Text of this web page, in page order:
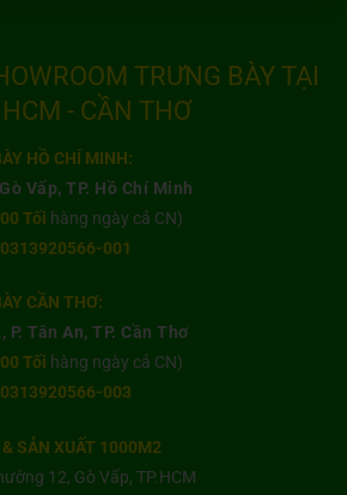
TRƯNG BÀY TẠI
- CẦN THƠ
HỒ CHÍ MINH:
Vấp, TP. Hồ Chí Minh
Tối hàng ngày cả CN)
0313920566-001
CẦN THƠ:
Tân An, TP. Cần Thơ
Tối hàng ngày cả CN)
0313920566-003
SẢN XUẤT 1000M2
12, Gò Vấp, TP.HCM